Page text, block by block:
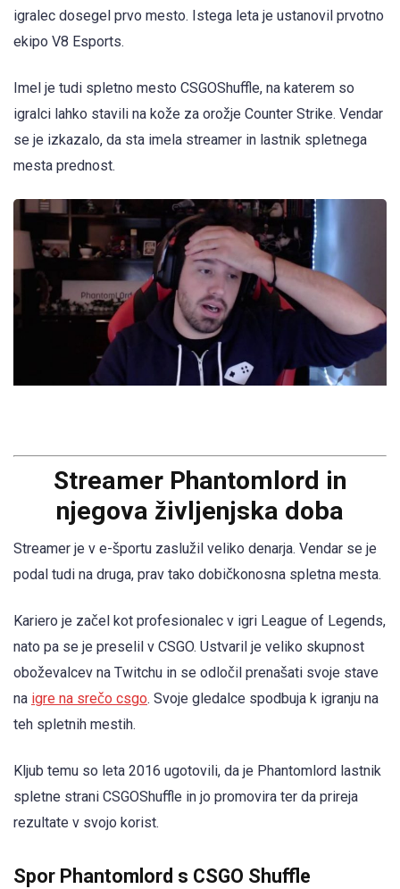
igralec dosegel prvo mesto. Istega leta je ustanovil prvotno
ekipo V8 Esports.
Imel je tudi spletno mesto CSGOShuffle, na katerem so
igralci lahko stavili na kože za orožje Counter Strike. Vendar
se je izkazalo, da sta imela streamer in lastnik spletnega
mesta prednost.
Streamer Phantomlord in
njegova življenjska doba
Streamer je v e-športu zaslužil veliko denarja. Vendar se je
podal tudi na druga, prav tako dobičkonosna spletna mesta.
Kariero je začel kot profesionalec v igri League of Legends,
nato pa se je preselil v CSGO. Ustvaril je veliko skupnost
oboževalcev na Twitchu in se odločil prenašati svoje stave
na igre na srečo csgo. Svoje gledalce spodbuja k igranju na
teh spletnih mestih.
Kljub temu so leta 2016 ugotovili, da je Phantomlord lastnik
spletne strani CSGOShuffle in jo promovira ter da prireja
rezultate v svojo korist.
Spor Phantomlord s CSGO Shuffle